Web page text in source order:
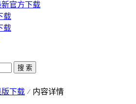
新官方下载
载
载
搜 索
版下载 内容详情